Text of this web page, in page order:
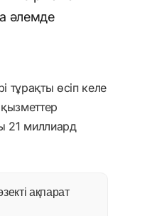
әлемде
өсіп келе
21 миллиард
ақпарат